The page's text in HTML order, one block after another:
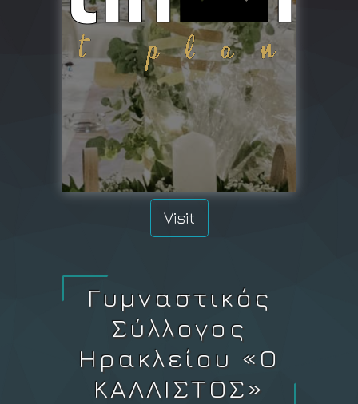
Visit
Γυμναστικός
Σύλλογος
Ηρακλείου «Ο
ΚΑΛΛΙΣΤΟΣ»